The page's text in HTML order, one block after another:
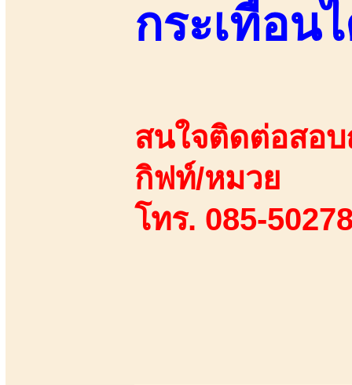
กระเทือน
สนใจติดต่อสอบ
กิฟท์/หมวย
โทร. 085-